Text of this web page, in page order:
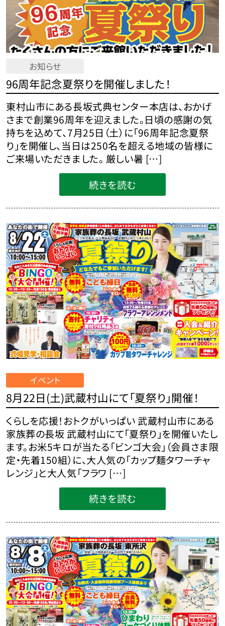
お知らせ
96周年記念夏祭りを開催しました！
東村山市にある長坂式典センター本店は、おかげ
さまで創業96周年を迎えました。日頃の感謝の気
持ちを込めて、7月25日（土）に「96周年記念夏祭
り」を開催し、当日は250名を超える地域の皆様に
ご来場いただきました。 厳しい暑 […]
続きを読む
イベント
8月22日(土)武蔵村山にて「夏祭り」開催！
くらしを応援！おトクがいっぱい 武蔵村山市にある
家族葬の長坂 武蔵村山にて「夏祭り」を開催いたし
ます。お米5キロが当たる「ビンゴ大会」（会員さま限
定・先着150組）に、大人気の「カップ麺タワーチャ
レンジ」と大人気「フラワ […]
続きを読む